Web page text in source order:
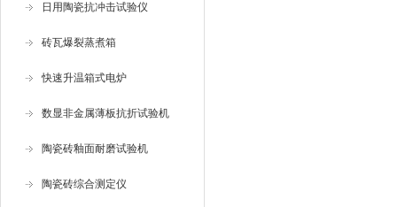
日用陶瓷抗冲击试验仪
砖瓦爆裂蒸煮箱
快速升温箱式电炉
数显非金属薄板抗折试验机
陶瓷砖釉面耐磨试验机
陶瓷砖综合测定仪